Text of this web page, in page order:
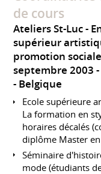
de cours
Ateliers St-Luc -
supérieur
promotion sociale
septembre 2003
Belgique
Ecole supérieure
La formation en
horaires décalés
diplôme Master
Séminaire
mode (étudiants